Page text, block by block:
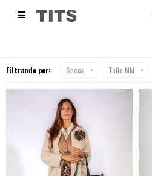

Filtrando por: Sacos Talle MM